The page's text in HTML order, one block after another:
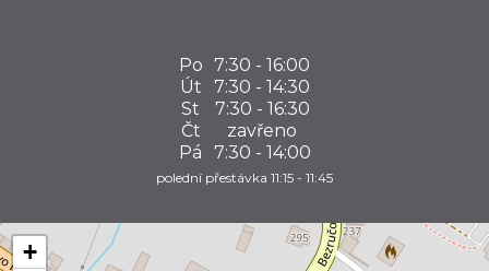
Po 7:30 - 16:00
Út
7:30 - 14:30
St
7:30 - 16:30
Čt
zavřeno
Pá
7:30 - 14:00
polední přestávka 11:15 - 11:45
+